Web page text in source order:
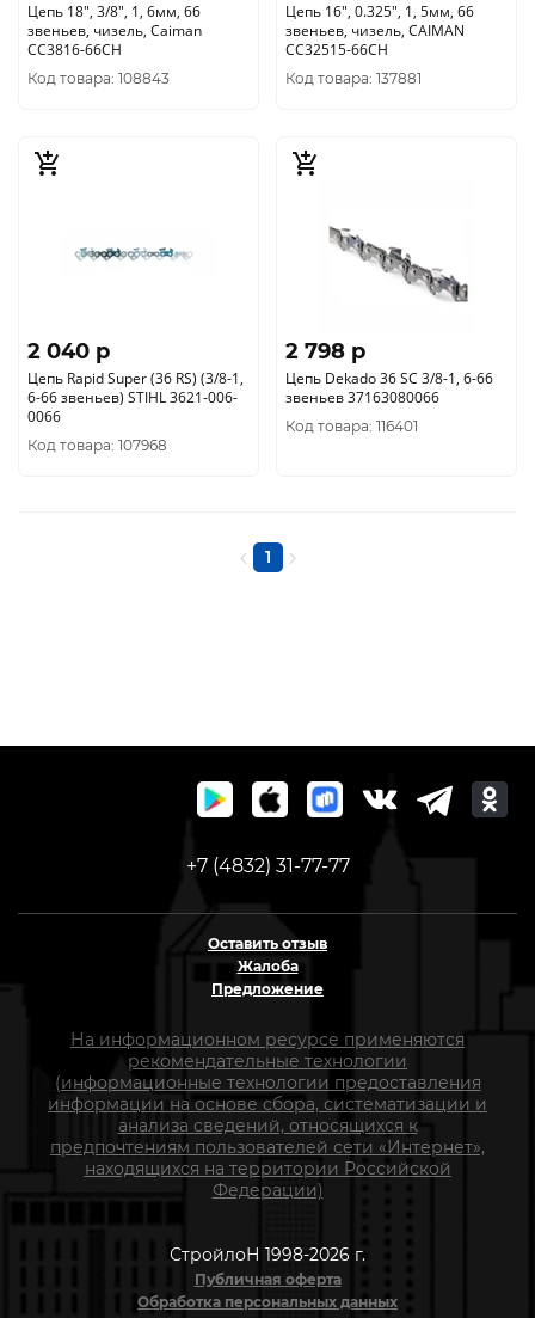
Цепь 18", 3/8", 1, 6мм, 66
звеньев, чизель, Caiman
CC3816-66CH
Код товара: 108843
Цепь 16", 0.325", 1, 5мм, 66
звеньев, чизель, CAIMAN
CC32515-66CH
Код товара: 137881
2 040 p
Цепь Rapid Super (36 RS) (3/8-1,
6-66 звеньев) STIHL 3621-006-
0066
Код товара: 107968
2 798 p
Цепь Dekado 36 SC 3/8-1, 6-66
звеньев 37163080066
Код товара: 116401
1
+7 (4832) 31-77-77
Оставить отзыв
Жалоба
Предложение
На информационном ресурсе применяются
рекомендательные технологии
(информационные технологии предоставления
информации на основе сбора, систематизации и
анализа сведений, относящихся к
предпочтениям пользователей сети «Интернет»,
находящихся на территории Российской
Федерации)
СтройлоН 1998-2026 г.
Публичная оферта
Обработка персональных данных